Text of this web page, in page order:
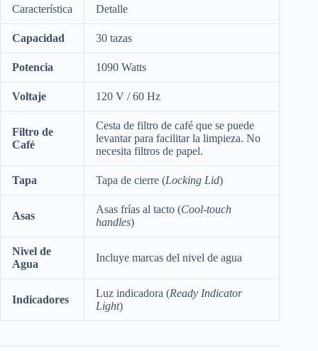
Característica Detalle
Capacidad 30 tazas
Potencia 1090 Watts
Voltaje 120 V / 60 Hz
Filtro de
Café
Cesta de filtro de café que se puede
levantar para facilitar la limpieza. No
necesita filtros de papel.
Tapa Tapa de cierre (Locking Lid)
Asas
Asas frías al tacto (Cool-touch
handles)
Nivel de
Agua
Incluye marcas del nivel de agua
Indicadores
Luz indicadora (Ready Indicator
Light)